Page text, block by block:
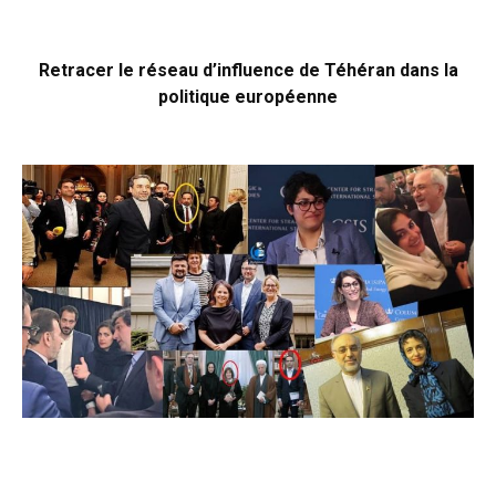
Retracer le réseau d’influence de Téhéran dans la
politique européenne